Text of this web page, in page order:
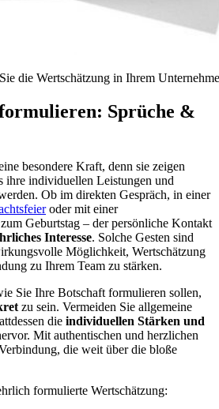
die Wertschätzung in Ihrem
Sprüche &
besondere Kraft, denn sie zeigen
ihre individuellen Leistungen und
Ob im direkten Gespräch, in einer
oder mit einer
Geburtstag – der persönliche Kontakt
Interesse. Solche Gesten sind
Möglichkeit, Wertschätzung
zu Ihrem Team zu stärken.
Sie Ihre Botschaft formulieren sollen,
zu sein. Vermeiden Sie allgemeine
die individuellen Stärken und
Mit authentischen und herzlichen
die weit über die bloße
formulierte Wertschätzung: